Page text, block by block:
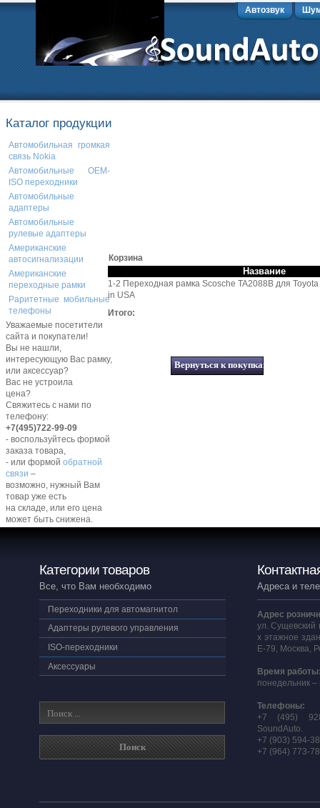
Автозвук
Каталог продукции
Автомобильная громкая
связь Nokia
Автомобильные OEM-
ISO переходники
Автомобильные
адаптеры
Автомобильные
рулевые адаптеры
Американские
автосигнализации
Американские
переходные рамки
Раритетные мобильные
телефоны
Уважаемые посетители
сайта и покупатели!
Вы не нашли,
интересующую Вас рамку,
или аксессуар?
Вас не устроила
цена?
Свяжитесь с нами по
телефону:
+7(495)722-99-09
- воспользуйтесь формой
заказа товара,
- или формой обратной
связи –
возможно, нужный Вам
товар уже есть
на складе, или его цена
может быть снижена.
Корзина
Название
1-2 Переходная рамка Scosche TA2088B для
in USA
Итого:
Категории товаров
Все, что Вам необходимо
Переходники для автомагнитол
Адаптеры рулевого управления
ISO-переходники
Аксессуары
Адреса и
Адрес
ул. Сущевский
х этажное
E-79, Москва,
Время
понедельник –
Телефоны:
+7 (495)
SoundAuto.
+7 (903) 594-
+7 (964) 773-